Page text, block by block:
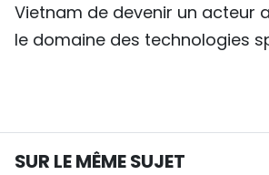
Vietnam de devenir un acteur
le domaine des technologies
SUR LE MÊME SUJET